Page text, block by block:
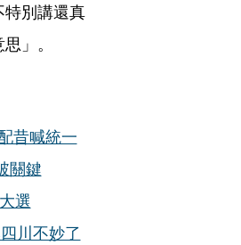
別講還真
」。
昔喊統一
關鍵
選
川不妙了